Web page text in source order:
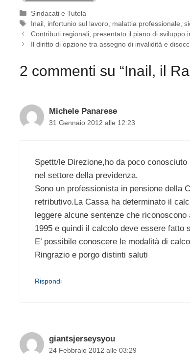
Categorie
Sindacati e Tutela
Tag
Inail infortunio sul lavoro malattia professionale ,
Contributi regionali, presentato il piano di sviluppo
Il diritto di opzione tra assegno di invalidità e
2 commenti su “Inail, il
Michele Panarese
31 Gennaio 2012 alle 12:23
Spettt/le Direzione,ho da poco
nel settore della previdenza.
Sono un professionista in pensione della
retributivo.La Cassa ha determinato il
leggere alcune sentenze che
1995 e quindi il calcolo deve essere fatto
E’ possibile conoscere le modalità di
Ringrazio e porgo distinti saluti
Rispondi
giantsjerseysyou
24 Febbraio 2012 alle 03:29